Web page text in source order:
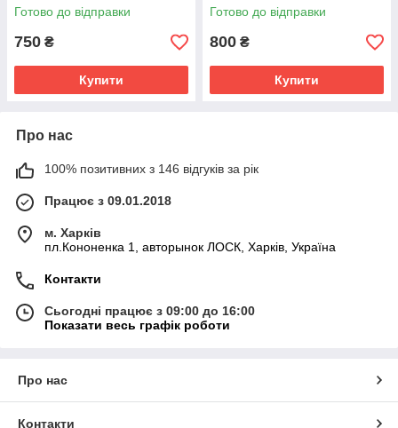
Готово до відправки
750 ₴
Купити
Готово до відправки
800 ₴
Купити
Про нас
100% позитивних з 146 відгуків за рік
Працює з 09.01.2018
м. Харків
пл.Кононенка 1, авторынок ЛОСК, Харків, Україна
Контакти
Сьогодні працює з 09:00 до 16:00
Показати весь графік роботи
Про нас
Контакти